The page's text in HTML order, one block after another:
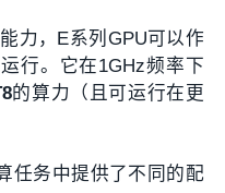
力，E系列GPU可以作
运行。它在1GHz频率下
的算力（且可运行在更
任务中提供了不同的配